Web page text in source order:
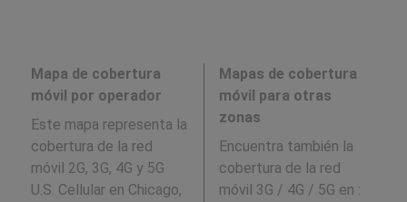
Mapa de cobertura
móvil por operador
Este mapa representa la
cobertura de la red
móvil 2G, 3G, 4G y 5G
U.S. Cellular en Chicago,
Mapas de cobertura
móvil para otras
zonas
Encuentra también la
cobertura de la red
móvil 3G / 4G / 5G en :